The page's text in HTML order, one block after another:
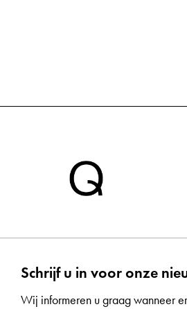
Schrijf u in voor onze
Wij informeren u graag wanneer